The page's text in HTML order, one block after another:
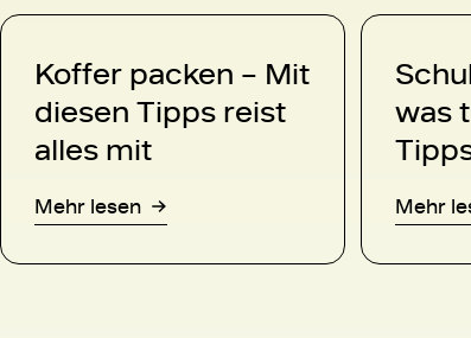
Koffer packen – Mit
diesen Tipps reist
alles mit
Mehr lesen
was
Mehr